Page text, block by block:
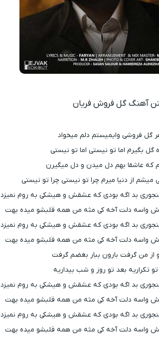
آهنگ گل فروش فریان
گل فروشی وایمیستم دلم میخواد
گل بگیرم اما تو نیستی اما تو نیستی
که عاشقا بهم دل میدن و دل میگیرن
از دنیا میرم چرا تو نیستی چرا تو نیستی
بد اگه بودی که عشقش و هیشکی به روم نمیزد
واسه دلت آخه کی مثه من همه قلبشو میده بهت
بد اگه بودی که عشقش و هیشکی به روم نمیزد
واسه دلت آخه کی مثه من همه قلبشو میده بهت
از من گرفت بارون ببار بغضم گرفت
تو تکراریه بعد تو روز و شب بیداریه
بد اگه بودی که عشقش و هیشکی به روم نمیزد
واسه دلت آخه کی مثه من همه قلبشو میده بهت
بد اگه بودی که عشقش و هیشکی به روم نمیزد
واسه دلت آخه کی مثه من همه قلبشو میده بهت